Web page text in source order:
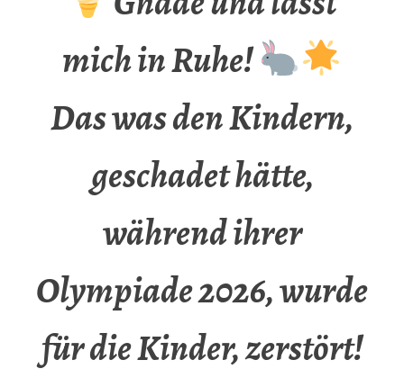
mich in Ruhe!
Das was den Kindern,
geschadet hätte,
während ihrer
Olympiade 2026, wurde
für die Kinder, zerstört!